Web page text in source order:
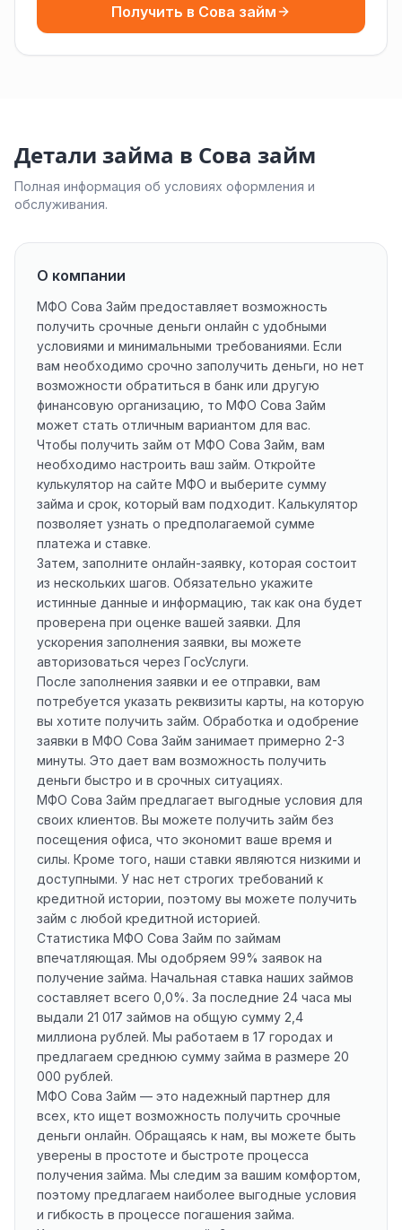
Получить в Сова займ
Детали займа в Сова займ
Полная информация об условиях оформления и
обслуживания.
О компании
МФО Сова Займ предоставляет возможность
получить срочные деньги онлайн с удобными
условиями и минимальными требованиями. Если
вам необходимо срочно заполучить деньги, но нет
возможности обратиться в банк или другую
финансовую организацию, то МФО Сова Займ
может стать отличным вариантом для вас.
Чтобы получить займ от МФО Сова Займ, вам
необходимо настроить ваш займ. Откройте
кулькулятор на сайте МФО и выберите сумму
займа и срок, который вам подходит. Калькулятор
позволяет узнать о предполагаемой сумме
платежа и ставке.
Затем, заполните онлайн-заявку, которая состоит
из нескольких шагов. Обязательно укажите
истинные данные и информацию, так как она будет
проверена при оценке вашей заявки. Для
ускорения заполнения заявки, вы можете
авторизоваться через ГосУслуги.
После заполнения заявки и ее отправки, вам
потребуется указать реквизиты карты, на которую
вы хотите получить займ. Обработка и одобрение
заявки в МФО Сова Займ занимает примерно 2-3
минуты. Это дает вам возможность получить
деньги быстро и в срочных ситуациях.
МФО Сова Займ предлагает выгодные условия для
своих клиентов. Вы можете получить займ без
посещения офиса, что экономит ваше время и
силы. Кроме того, наши ставки являются низкими и
доступными. У нас нет строгих требований к
кредитной истории, поэтому вы можете получить
займ с любой кредитной историей.
Статистика МФО Сова Займ по займам
впечатляющая. Мы одобряем 99% заявок на
получение займа. Начальная ставка наших займов
составляет всего 0,0%. За последние 24 часа мы
выдали 21 017 займов на общую сумму 2,4
миллиона рублей. Мы работаем в 17 городах и
предлагаем среднюю сумму займа в размере 20
000 рублей.
МФО Сова Займ — это надежный партнер для
всех, кто ищет возможность получить срочные
деньги онлайн. Обращаясь к нам, вы можете быть
уверены в простоте и быстроте процесса
получения займа. Мы следим за вашим комфортом,
поэтому предлагаем наиболее выгодные условия
и гибкость в процессе погашения займа.